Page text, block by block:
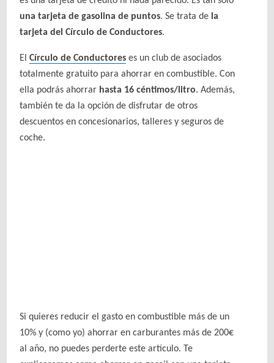
una tarjeta de gasolina de puntos. Se trata de la
tarjeta del Círculo de Conductores.
ElCírculo de Conductores es un club de asociados
totalmente gratuito para ahorrar en combustible. Con
ella podrás ahorrar hasta 16 céntimos/litro. Además,
también te da la opción de disfrutar de otros
descuentos en concesionarios, talleres y seguros de
coche.
Si quieres reducir el gasto en combustible más de un
10% y (como yo) ahorrar en carburantes más de 200€
al año, no puedes perderte este artículo. Te